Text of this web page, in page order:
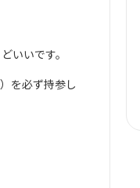
いいです。
を必ず持参し